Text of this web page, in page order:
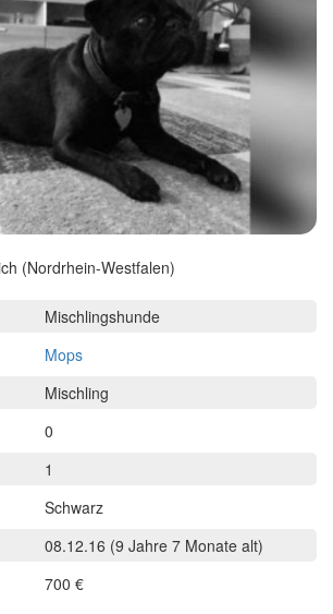
(Nordrhein-Westfalen)
Mischlingshunde
Mops
Mischling
0
1
Schwarz
08.12.16 (9 Jahre 7 Monate alt)
700 €